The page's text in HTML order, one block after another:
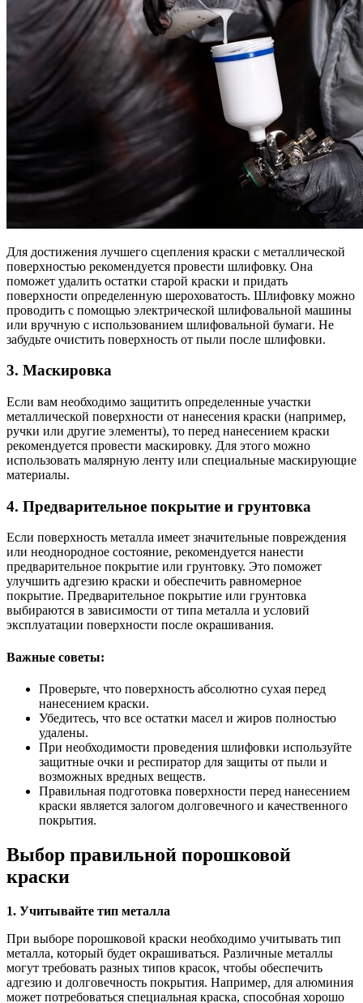
Для достижения лучшего сцепления краски с металлической
поверхностью рекомендуется провести шлифовку. Она
поможет удалить остатки старой краски и придать
поверхности определенную шероховатость. Шлифовку можно
проводить с помощью электрической шлифовальной машины
или вручную с использованием шлифовальной бумаги. Не
забудьте очистить поверхность от пыли после шлифовки.
3. Маскировка
Если вам необходимо защитить определенные участки
металлической поверхности от нанесения краски (например,
ручки или другие элементы), то перед нанесением краски
рекомендуется провести маскировку. Для этого можно
использовать малярную ленту или специальные маскирующие
материалы.
4. Предварительное покрытие и грунтовка
Если поверхность металла имеет значительные повреждения
или неоднородное состояние, рекомендуется нанести
предварительное покрытие или грунтовку. Это поможет
улучшить адгезию краски и обеспечить равномерное
покрытие. Предварительное покрытие или грунтовка
выбираются в зависимости от типа металла и условий
эксплуатации поверхности после окрашивания.
Важные советы:
Проверьте, что поверхность абсолютно сухая перед
нанесением краски.
Убедитесь, что все остатки масел и жиров полностью
удалены.
При необходимости проведения шлифовки используйте
защитные очки и респиратор для защиты от пыли и
возможных вредных веществ.
Правильная подготовка поверхности перед нанесением
краски является залогом долговечного и качественного
покрытия.
Выбор правильной порошковой
краски
1. Учитывайте тип металла
При выборе порошковой краски необходимо учитывать тип
металла, который будет окрашиваться. Различные металлы
могут требовать разных типов красок, чтобы обеспечить
адгезию и долговечность покрытия. Например, для алюминия
может потребоваться специальная краска, способная хорошо